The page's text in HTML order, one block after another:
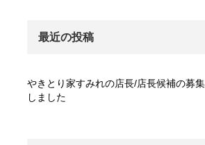
最近の投稿
やきとり家すみれの店長/店長候補の募
しました